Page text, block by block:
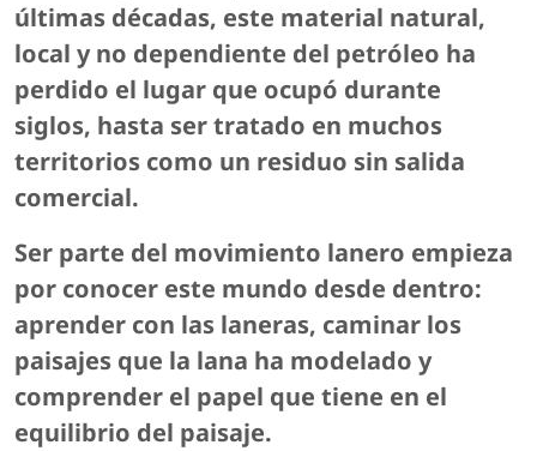
últimas décadas, este material natural,
local y no dependiente del petróleo ha
perdido el lugar que ocupó durante
siglos, hasta ser tratado en muchos
territorios como un residuo sin salida
comercial.
Ser parte del movimiento lanero empieza
por conocer este mundo desde dentro:
aprender con las laneras, caminar los
paisajes que la lana ha modelado y
comprender el papel que tiene en el
equilibrio del paisaje.